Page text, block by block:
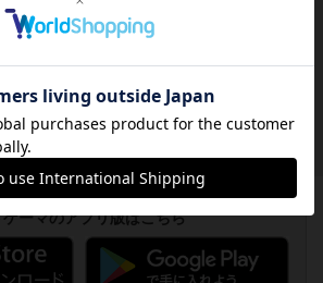
約15時間前
画像付き 充実
マーケットフレッシュ
目的あなたの店先に農産物の木箱を戦略的に積み
重ねて在庫を最大化し、競合...
約20時間前
ゲーマのアプリ版はこちら